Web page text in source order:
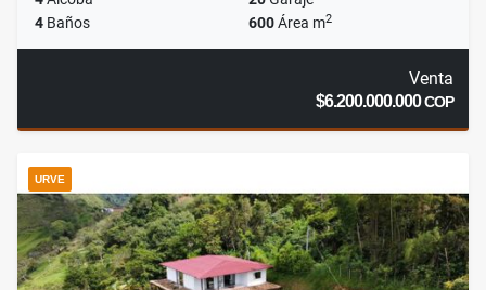
4 Baños 600Área m2
Venta
$6.200.000.000COP
URVE